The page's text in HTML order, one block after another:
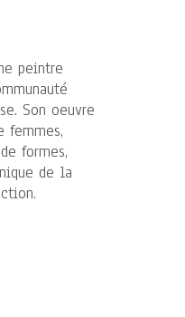
peintre
Son oeuvre
femmes,
formes,
de la